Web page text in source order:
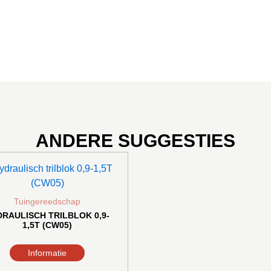
ANDERE SUGGESTIES
Tuingereedschap
TRILBLOK 0,9-
1,5T (CW05)
Informatie
product
heeft
meerdere
variaties.
Deze
optie
kan